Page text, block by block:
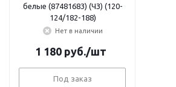
белые (87481683) (ЧЗ) (120-
124/182-188)
Нет в наличии
1 180руб./шт
Под заказ